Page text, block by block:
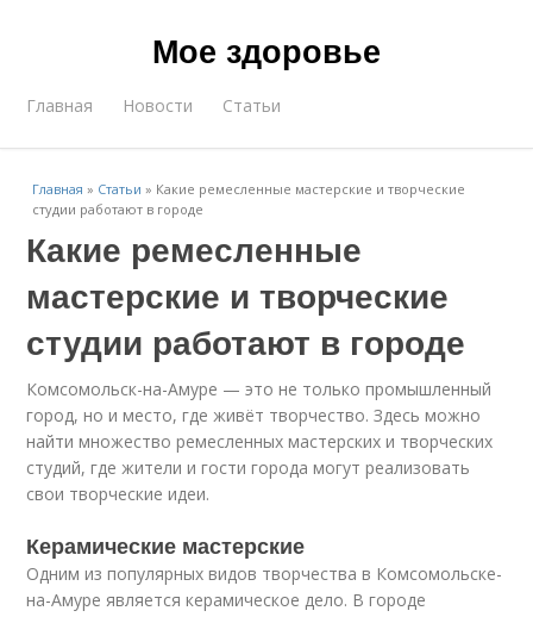
Мое здоровье
Главная Новости Статьи
Главная » Статьи » Какие ремесленные мастерские и творческие
студии работают в городе
Какие ремесленные
мастерские и творческие
студии работают в городе
Комсомольск-на-Амуре — это не только промышленный
город, но и место, где живёт творчество. Здесь можно
найти множество ремесленных мастерских и творческих
студий, где жители и гости города могут реализовать
свои творческие идеи.
Керамические мастерские
Одним из популярных видов творчества в Комсомольске-
на-Амуре является керамическое дело. В городе